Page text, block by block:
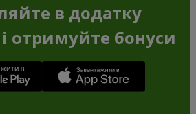
в додатку
отримуйте бонуси